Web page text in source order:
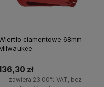
diamentowe 68mm
Milwaukee
zł
zawiera 23.00% VAT, bez